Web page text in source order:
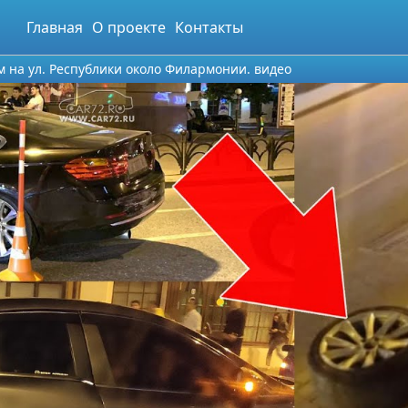
Главная О проекте Контакты
ул. Республики около Филармонии. видео